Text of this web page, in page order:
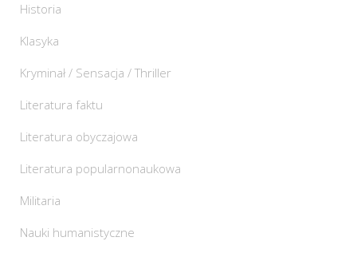
Historia
Klasyka
Kryminał / Sensacja / Thriller
Literatura faktu
Literatura obyczajowa
Literatura popularnonaukowa
Militaria
Nauki humanistyczne